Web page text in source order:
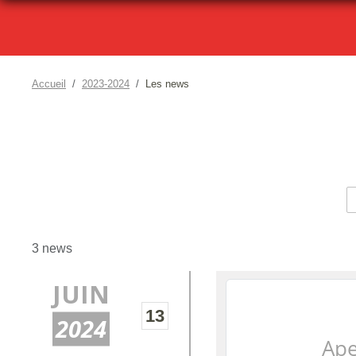
Accueil 2023-2024 Les news
3 news
JUIN
2024 13